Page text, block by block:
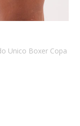
Unico Boxer Copa